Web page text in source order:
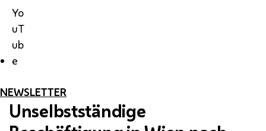
Yo
uT
ub
e
NEWSLETTER
Unselbstständige